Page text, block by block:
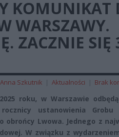
KOMUNIKAT
WARSZAWY.
ZACZNIE SIĘ
Anna Szkutnik | Aktualności | Brak
roku, w Warszawie
ustanowienia Grobu
obrońcy Lwowa. Jednego z
W związku z